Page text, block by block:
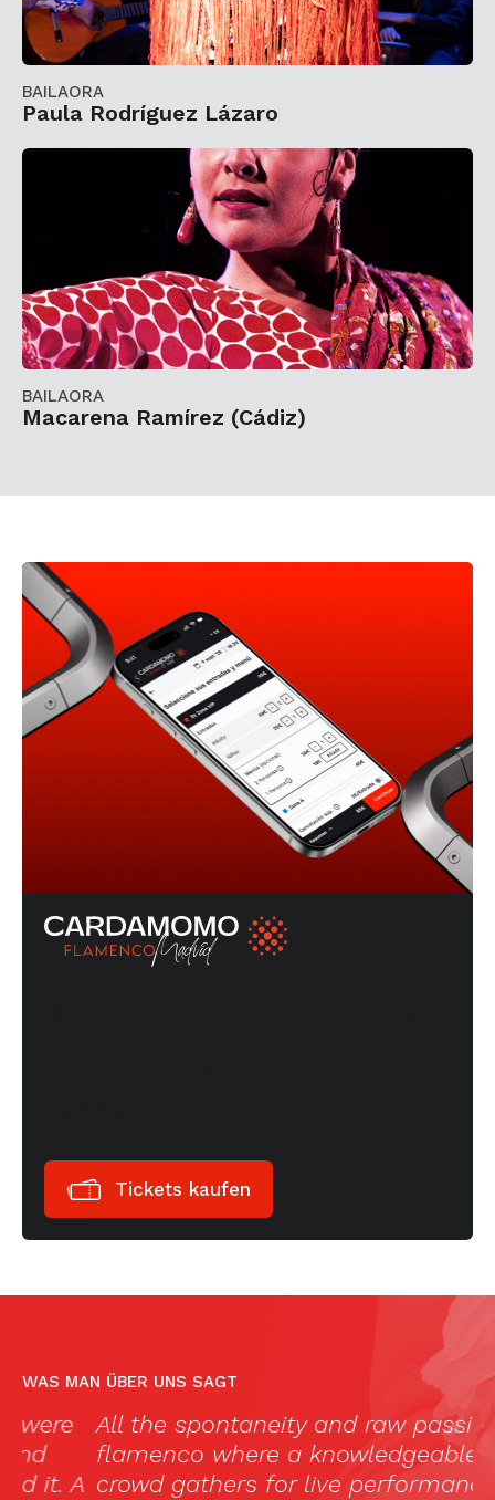
BAILAORA
Paula Rodríguez Lázaro
BAILAORA
Macarena Ramírez (Cádiz)
Tickets kaufen
WAS MAN ÜBER UNS SAGT
All the spontaneity and raw passion of
flamenco where a knowledgeable
crowd gathers for live performances